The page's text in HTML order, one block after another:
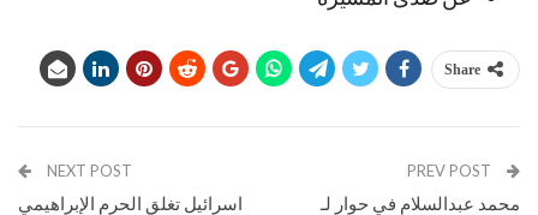
Share
محمد عبدالسلام في حوار لـ
NEXT POST
اسرائيل تغلق الحرم الإبراهيمي